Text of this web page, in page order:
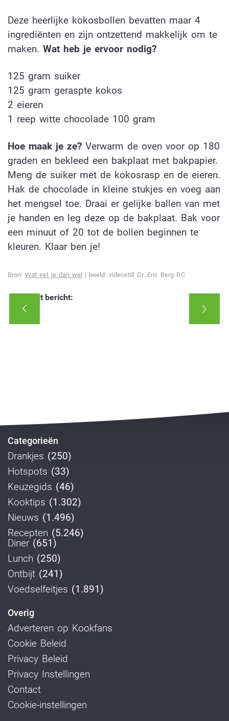
Deze heerlijke kokosbollen bevatten maar 4
ingrediënten en zijn ontzettend makkelijk om te
maken. Wat heb je ervoor nodig?
125 gram suiker
125 gram geraspte kokos
2 eieren
1 reep witte chocolade 100 gram
Hoe maak je ze? Verwarm de oven voor op 180
graden en bekleed een bakplaat met bakpapier.
Meng de suiker met de kokosrasp en de eieren.
Hak de chocolade in kleine stukjes en voeg aan
het mengsel toe. Draai er gelijke ballen van met
je handen en leg deze op de bakplaat. Bak voor
een minuut of 20 tot de bollen beginnen te
kleuren. Klaar ben je!
Bron: Wat eet je dan wel | beeld: videostill Dr. Eric Berg DC
Deel dit bericht:
Categorieën
Drankjes (250)
Hotspots (33)
Keuzegids (46)
Kooktips (1.302)
Nieuws (1.496)
Recepten (5.246)
Diner (651)
Lunch (250)
Ontbijt (241)
Voedselfeitjes (1.891)
Overig
Adverteren op Kookfans
Cookie Beleid
Privacy Beleid
Privacy Instellingen
Contact
Cookie-instellingen